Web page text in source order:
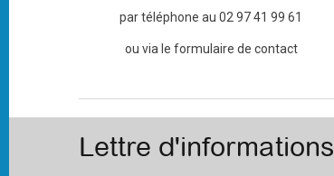
par téléphone au 02 97 41 99 61
ou via le formulaire de contact
Lettre d'informations